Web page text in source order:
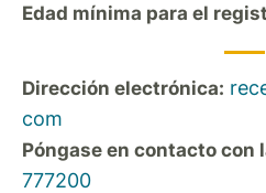
Edad mínima para el
Dirección electrónica:
com
Póngase en contacto con
777200